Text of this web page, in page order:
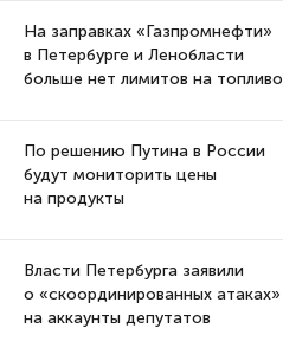
На заправках «Газпромнефти»
в Петербурге и Ленобласти
больше нет лимитов на топливо
По решению Путина в России
будут мониторить цены
на продукты
Власти Петербурга заявили
о «скоординированных атаках»
на аккаунты депутатов